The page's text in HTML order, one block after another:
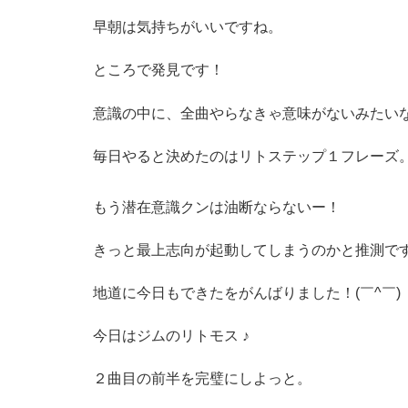
早朝は気持ちがいいですね。
ところで発見です！
意識の中に、全曲やらなきゃ意味がないみたい
毎日やると決めたのはリトステップ１フレーズ。
もう潜在意識クンは油断ならないー！
きっと最上志向が起動してしまうのかと推測で
地道に今日もできたをがんばりました！(￣^￣)ゞ
今日はジムのリトモス ♪
２曲目の前半を完璧にしよっと。